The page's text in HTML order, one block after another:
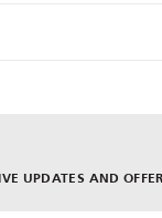
UPDATES AND